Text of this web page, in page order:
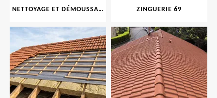
NETTOYAGE ET DÉMOUSSAGE DE TOITURE ET FAÇADE 69 ZINGUERIE 69